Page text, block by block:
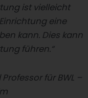
ist vielleicht
eine
kann. Dies kann
führen.“
für BWL –